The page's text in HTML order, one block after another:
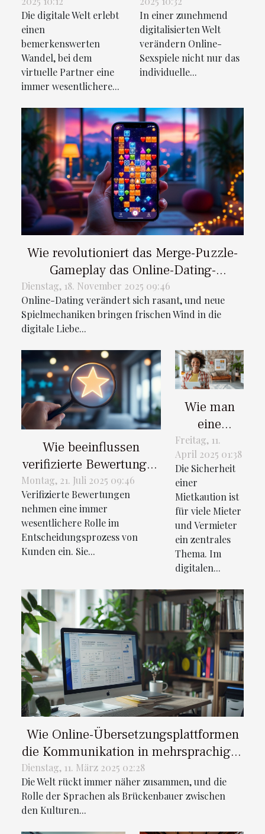
Online-
Beziehungen
prägen
Die digitale Welt erlebt
einen
bemerkenswerten
Wandel, bei dem
virtuelle Partner eine
immer wesentlichere...
Partnerschaft?
In einer zunehmend
digitalisierten Welt
verändern Online-
Sexspiele nicht nur das
individuelle...
Wie revolutioniert das Merge-Puzzle-
Gameplay das Online-Dating-
Spielerlebnis?
Dienstag, 18. November 2025 09:46
Online-Dating verändert sich rasant, und neue
Spielmechaniken bringen frischen Wind in die
digitale Liebe...
Wie beeinflussen
verifizierte Bewertungen
die
Kundenentscheidungen?
Montag, 21. Juli 2025 09:46
Verifizierte Bewertungen
nehmen eine immer
wesentlichere Rolle im
Entscheidungsprozess von
Kunden ein. Sie...
Wie man
eine
Mietkaution
flexibel und
online an
seine
Bedürfnisse
anpasst
Freitag, 11.
April 2025 01:38
Die Sicherheit
einer
Mietkaution ist
für viele Mieter
und Vermieter
ein zentrales
Thema. Im
digitalen...
Wie Online-Übersetzungsplattformen
die Kommunikation in mehrsprachigen
Gemeinschaften verbessern
Dienstag, 11. März 2025 02:28
Die Welt rückt immer näher zusammen, und die
Rolle der Sprachen als Brückenbauer zwischen
den Kulturen...